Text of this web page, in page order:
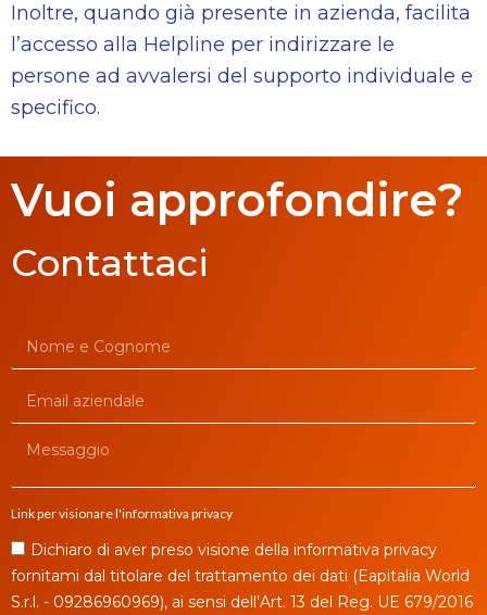
Inoltre, quando già presente in azienda, facilita
l’accesso alla Helpline per indirizzare le
persone ad avvalersi del supporto individuale e
specifico.
Vuoi approfondire?
Contattaci
Link per visionare l'informativa privacy
Dichiaro di aver preso visione della informativa privacy
fornitami dal titolare del trattamento dei dati (Eapitalia World
S.r.l. - 09286960969), ai sensi dell’Art. 13 del Reg. UE 679/2016